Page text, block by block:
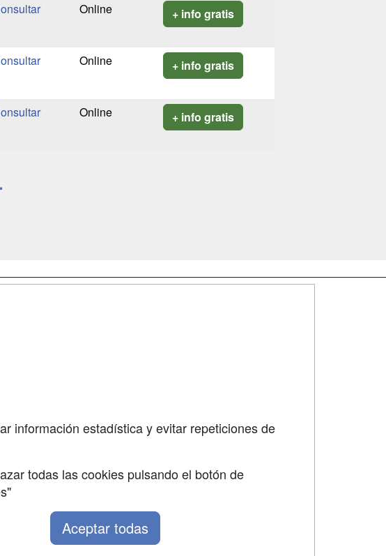
Online + info gratis
Online + info gratis
Online + info gratis
información estadística y evitar repeticiones de
todas las cookies pulsando el botón de
Aceptar todas